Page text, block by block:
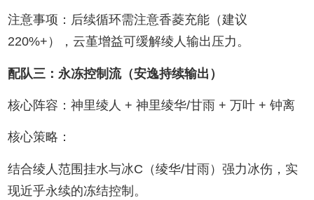
注意事项：后续循环需注意香菱充能（建议
220%+），云堇增益可缓解绫人输出压力。
配队三：永冻控制流（安逸持续输出）
核心阵容：神里绫人 + 神里绫华/甘雨 + 万叶 + 钟离
核心策略：
结合绫人范围挂水与冰C（绫华/甘雨）强力冰伤，实
现近乎永续的冻结控制。